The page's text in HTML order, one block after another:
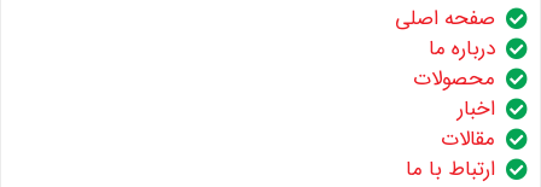
صفحه اصلی
درباره ما
محصولات
اخبار
مقالات
ارتباط با ما